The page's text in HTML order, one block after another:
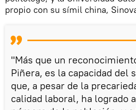
propio con su símil china,
"Más que un
Piñera, es la capacidad del
que, a pesar de la
calidad laboral, ha logrado